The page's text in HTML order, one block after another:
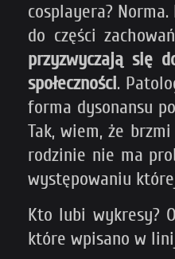
cosplayera?
do części
przyzwyczają się
społeczności.
forma dysonansu
Tak, wiem, że
rodzinie nie ma
występowaniu
Kto lubi wykresy?
które wpisano w